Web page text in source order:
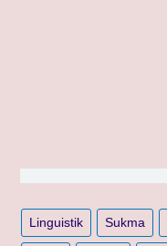
Linguistik Sukma